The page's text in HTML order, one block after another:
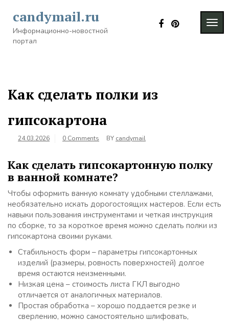
content
candymail.ru
Информационно-новостной
портал
Как сделать полки из
гипсокартона
24.03.2026 0 Comments BY candymail
Как сделать гипсокартонную полку
в ванной комнате?
Чтобы оформить ванную комнату удобными стеллажами,
необязательно искать дорогостоящих мастеров. Если есть
навыки пользования инструментами и четкая инструкция
по сборке, то за короткое время можно сделать полки из
гипсокартона своими руками.
Стабильность форм – параметры гипсокартонных
изделий (размеры, ровность поверхностей) долгое
время остаются неизменными.
Низкая цена – стоимость листа ГКЛ выгодно
отличается от аналогичных материалов.
Простая обработка – хорошо поддается резке и
сверлению, можно самостоятельно шлифовать,